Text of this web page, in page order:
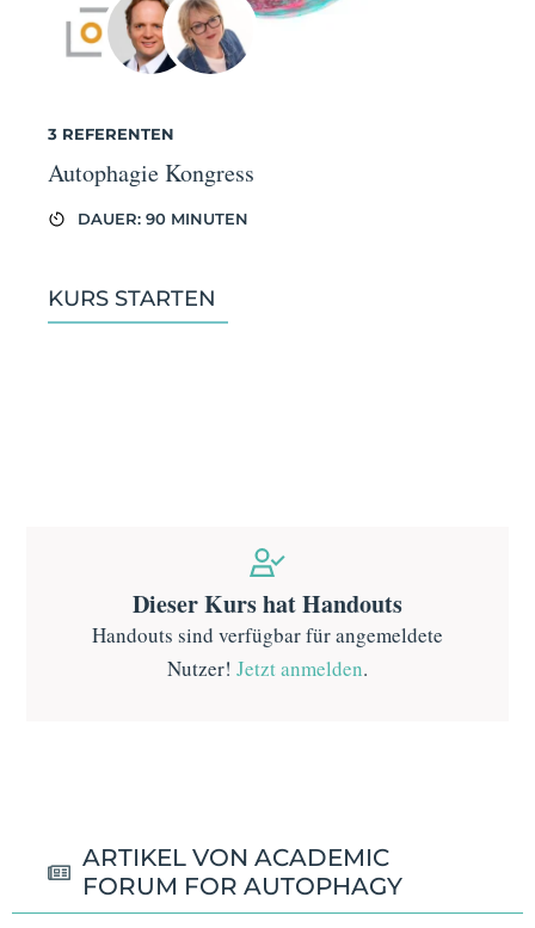
3 REFERENTEN
Autophagie Kongress
DAUER: 90 MINUTEN
KURS STARTEN
Dieser Kurs hat Handouts
Handouts sind verfügbar für angemeldete
Nutzer! Jetzt anmelden.
ARTIKEL VON ACADEMIC
FORUM FOR AUTOPHAGY